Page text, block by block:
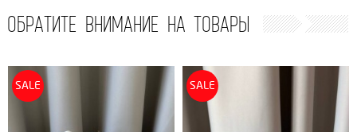
ОБРАТИТЕ ВНИМАНИЕ НА ТОВАРЫ
SALE SALE